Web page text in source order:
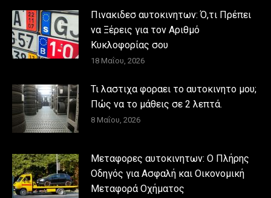
Πινακιδεσ αυτοκινητων: Ό,τι Πρέπει
να Ξέρεις για τον Αριθμό
Κυκλοφορίας σου
18 Μαΐου, 2026
Τι λαστιχα φοραει το αυτοκινητο μου;
Πώς να το μάθεις σε 2 λεπτά.
8 Μαΐου, 2026
Μεταφορες αυτοκινητων: Ο Πλήρης
Οδηγός για Ασφαλή και Οικονομική
Μεταφορά Οχήματος